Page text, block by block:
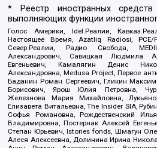
* Реестр иностранных
выполняющих функции
Голос Америки, Idel.Реалии,
Настоящее Время, Azatliq Radiosi, PCE/
Север.Реалии, Радио Свобода,
Александрович, Савицкая Людмила
Евгеньевич, Камалягин Денис
Александровна, Medusa Project, Первое
Баданин Роман Сергеевич, Гликин
Борисович, Ярош Юлия Петровна,
Железнова Мария Михайловна,
Елизавета Витальевна, The Insider SIA,
Софья Романовна, Рождественский
Владимировна, Постернак Алексей
Степан Юрьевич, Istories fonds, Шмагун
Алеся Алексеевна, Долинина Ирина